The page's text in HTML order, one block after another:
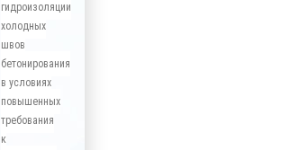
гидроизоляции
холодных
швов
бетонирования
в условиях
повышенных
требования
к